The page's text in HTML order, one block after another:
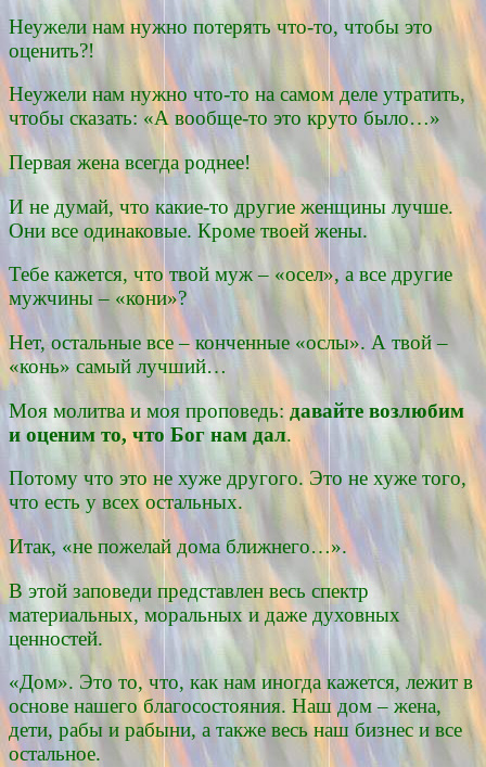
Неужели нам нужно потерять что-то, чтобы это
оценить?!
Неужели нам нужно что-то на самом деле утратить,
чтобы сказать: «А вообще-то это круто было…»
Первая жена всегда роднее!
И не думай, что какие-то другие женщины лучше.
Они все одинаковые. Кроме твоей жены.
Тебе кажется, что твой муж – «осел», а все другие
мужчины – «кони»?
Нет, остальные все – конченные «ослы». А твой –
«конь» самый лучший…
Моя молитва и моя проповедь: давайте возлюбим
и оценим то, что Бог нам дал.
Потому что это не хуже другого. Это не хуже того,
что есть у всех остальных.
Итак, «не пожелай дома ближнего…».
В этой заповеди представлен весь спектр
материальных, моральных и даже духовных
ценностей.
«Дом». Это то, что, как нам иногда кажется, лежит в
основе нашего благосостояния. Наш дом – жена,
дети, рабы и рабыни, а также весь наш бизнес и все
остальное.